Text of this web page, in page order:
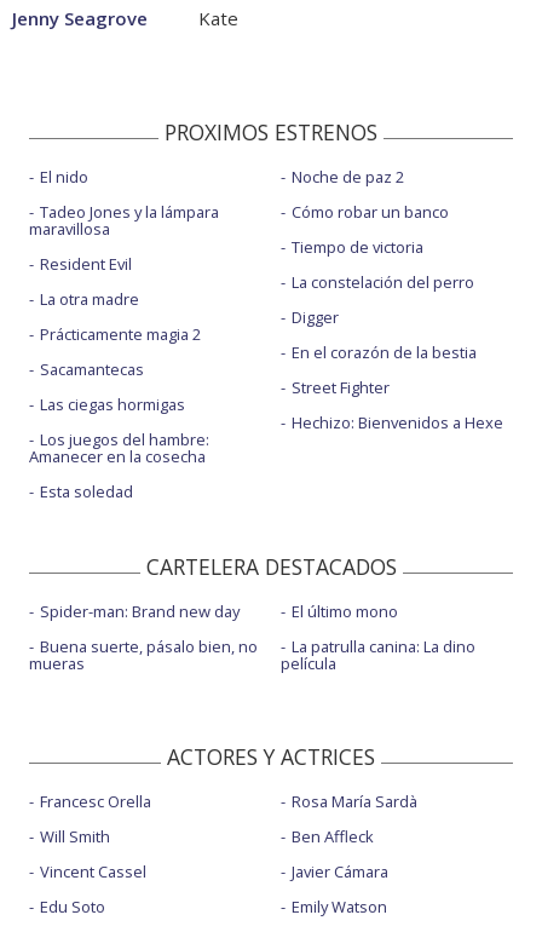
Jenny Seagrove
Kate
PROXIMOS ESTRENOS
El nido
Tadeo Jones y la lámpara
maravillosa
Resident Evil
La otra madre
Prácticamente magia 2
Sacamantecas
Las ciegas hormigas
Los juegos del hambre:
Amanecer en la cosecha
Esta soledad
Noche de paz 2
Cómo robar un banco
Tiempo de victoria
La constelación del perro
Digger
En el corazón de la bestia
Street Fighter
Hechizo: Bienvenidos a Hexe
CARTELERA DESTACADOS
Spider-man: Brand new day
Buena suerte, pásalo bien, no
mueras
El último mono
La patrulla canina: La dino
película
ACTORES Y ACTRICES
Francesc Orella
Will Smith
Vincent Cassel
Edu Soto
Rosa María Sardà
Ben Affleck
Javier Cámara
Emily Watson